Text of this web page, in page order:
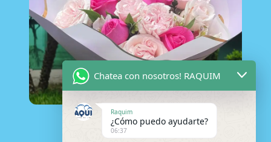
Ramo Ana
Chatea con nosotros! RAQUIM
Raquim
¿Cómo puedo ayudarte?
06:37